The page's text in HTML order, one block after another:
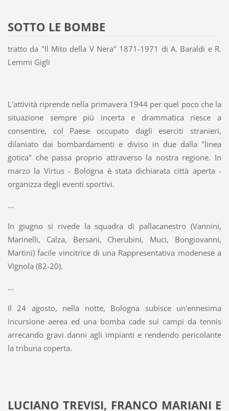
SOTTO LE BOMBE
tratto da "Il Mito della V Nera" 1871-1971 di A. Baraldi e R.
Lemmi Gigli
L'attività riprende nella primavera 1944 per quel poco che la
situazione sempre più incerta e drammatica riesce a
consentire, col Paese occupato dagli eserciti stranieri,
dilaniato dai bombardamenti e diviso in due dalla "linea
gotica" che passa proprio attraverso la nostra regione. In
marzo la Virtus - Bologna è stata dichiarata città aperta -
organizza degli eventi sportivi.
...
In giugno si rivede la squadra di pallacanestro (Vannini,
Marinelli, Calza, Bersani, Cherubini, Muci, Bongiovanni,
Martini) facile vincitrice di una Rappresentativa modenese a
Vignola (82-20).
...
Il 24 agosto, nella notte, Bologna subisce un'ennesima
incursione aerea ed una bomba cade sui campi da tennis
arrecando gravi danni agli impianti e rendendo pericolante
la tribuna coperta.
LUCIANO TREVISI, FRANCO MARIANI E